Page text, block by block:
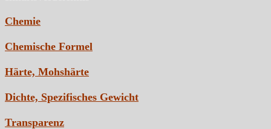
Chemie
Chemische Formel
Härte, Mohshärte
Dichte, Spezifisches Gewicht
Transparenz